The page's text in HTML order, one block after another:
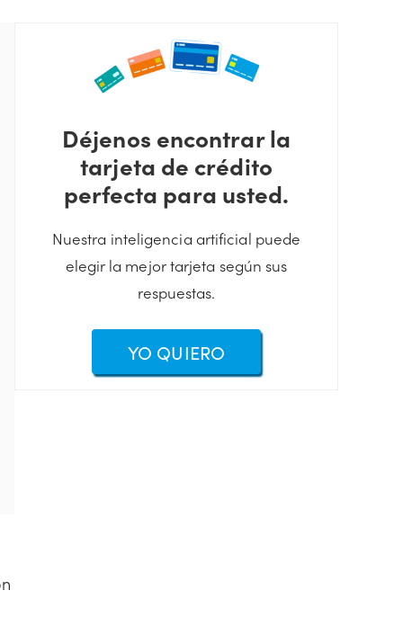
Déjenos encontrar la
tarjeta de crédito
perfecta para usted.
Nuestra inteligencia artificial puede
elegir la mejor tarjeta según sus
respuestas.
YO QUIERO